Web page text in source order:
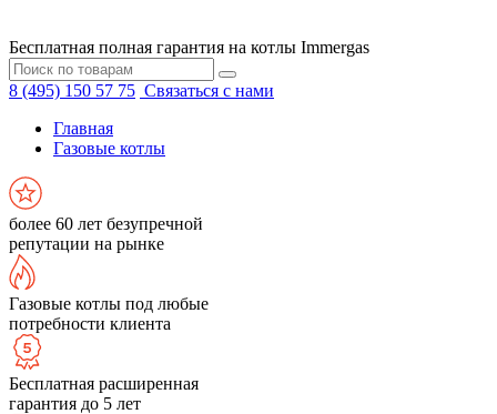
Бесплатная полная гарантия на котлы Immergas
8 (495) 150 57 75 Связаться с нами
Главная
Газовые котлы
более 60 лет безупречной
репутации на рынке
Газовые котлы под любые
потребности клиента
Бесплатная расширенная
гарантия до 5 лет